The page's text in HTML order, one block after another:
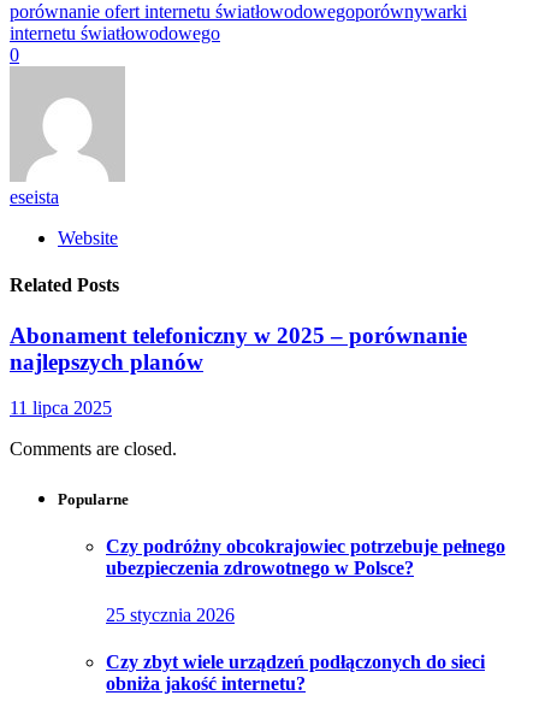
porównanie ofert internetu światłowodowegoporównywarki
internetu światłowodowego
0
eseista
Website
Related Posts
Abonament telefoniczny w 2025 – porównanie
najlepszych planów
11 lipca 2025
Comments are closed.
Popularne
Czy podróżny obcokrajowiec potrzebuje pełnego
ubezpieczenia zdrowotnego w Polsce?
25 stycznia 2026
Czy zbyt wiele urządzeń podłączonych do sieci
obniża jakość internetu?